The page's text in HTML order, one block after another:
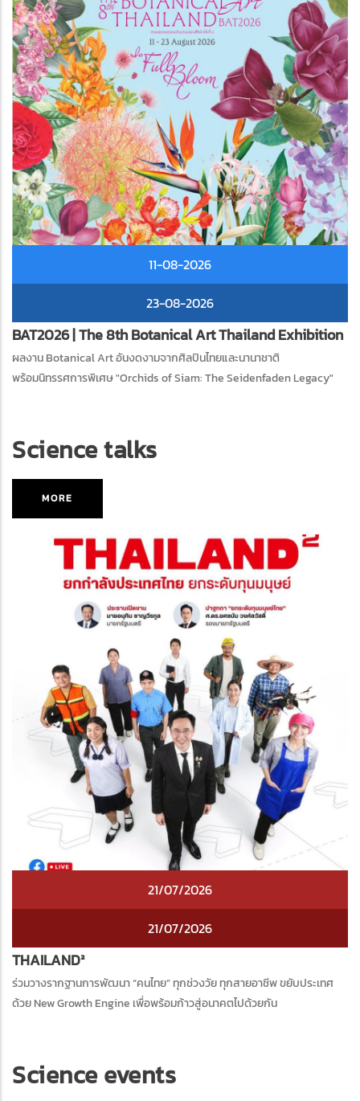
11-08-2026
23-08-2026
BAT2026 | The 8th Botanical Art Thailand Exhibition
ผลงาน Botanical Art อันงดงามจากศิลปินไทยและนานาชาติ
พร้อมนิทรรศการพิเศษ "Orchids of Siam: The Seidenfaden Legacy"
Science talks
MORE
21/07/2026
21/07/2026
THAILAND²
ร่วมวางรากฐานการพัฒนา “คนไทย” ทุกช่วงวัย ทุกสายอาชีพ ขยับประเทศ
ด้วย New Growth Engine เพื่อพร้อมก้าวสู่อนาคตไปด้วยกัน
Science events